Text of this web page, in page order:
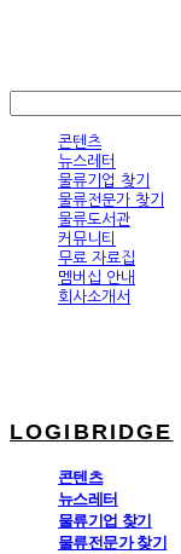
콘텐츠
뉴스레터
물류기업 찾기
물류전문가 찾기
물류도서관
커뮤니티
무료 자료집
멤버십 안내
회사소개서
LOGIBRIDGE
콘텐츠
뉴스레터
물류기업 찾기
물류전문가 찾기